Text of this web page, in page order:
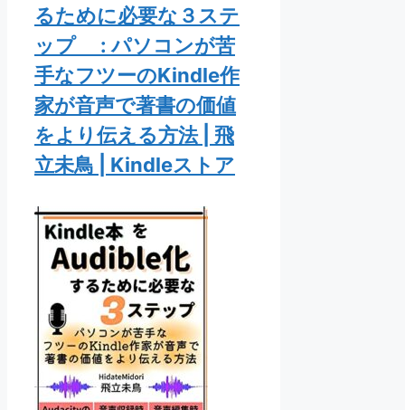
るために必要な３ステ
ップ : パソコンが苦
手なフツーのKindle作
家が音声で著書の価値
をより伝える方法 | 飛
立未鳥 | Kindleストア